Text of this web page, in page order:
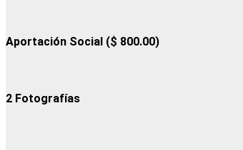
Aportación Social ($ 800.00)
2 Fotografías